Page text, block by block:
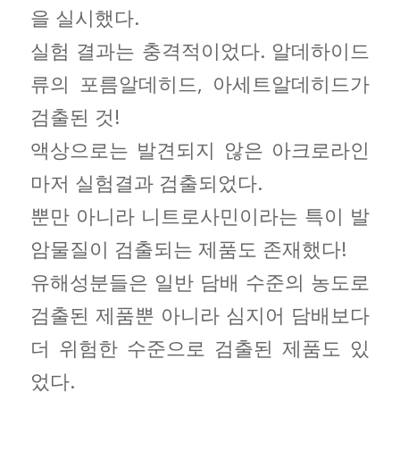
을 실시했다.
실험 결과는 충격적이었다. 알데하이드
류의 포름알데히드, 아세트알데히드가
검출된 것!
액상으로는 발견되지 않은 아크로라인
마저 실험결과 검출되었다.
뿐만 아니라 니트로사민이라는 특이 발
암물질이 검출되는 제품도 존재했다!
유해성분들은 일반 담배 수준의 농도로
검출된 제품뿐 아니라 심지어 담배보다
더 위험한 수준으로 검출된 제품도 있
었다.